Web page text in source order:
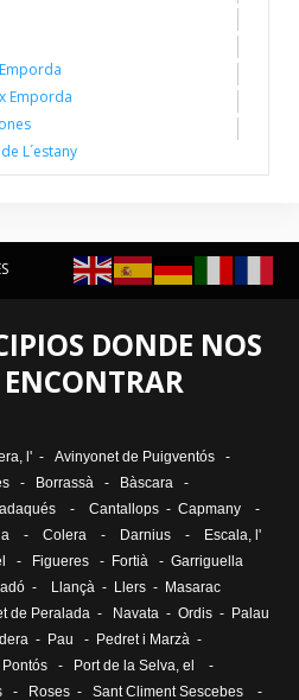
Emporda
L´estany
DONDE NOS
l' - Avinyonet de Puigventós -
- Borrassà - Bàscara -
- Cantallops - Capmany -
- Colera - Darnius - Escala, l '
- Figueres - Fortià - Garriguella
- Llançà - Llers -
Masarac
de Peralada - Navata - Ordis -
Palau
- Pau - Pedret i Marzà -
Pontós - Port de la Selva, el
-
- Roses - Sant Climent Sescebes -